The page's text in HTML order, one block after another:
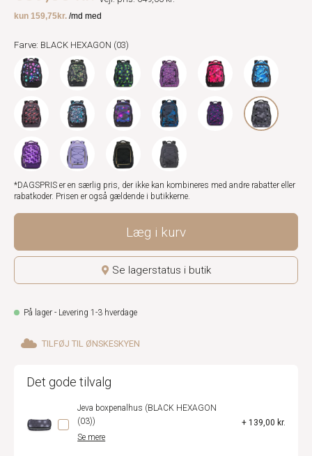
Farve: BLACK HEXAGON (03)
*DAGSPRIS er en særlig pris, der ikke kan kombineres med andre rabatter eller
rabatkoder. Prisen er også gældende i butikkerne.
Læg i kurv
Se lagerstatus i butik
På lager - Levering 1-3 hverdage
TILFØJ TIL ØNSKESKYEN
Det gode tilvalg
Jeva boxpenalhus (BLACK HEXAGON
(03))
Se mere
+ 139,00 kr.